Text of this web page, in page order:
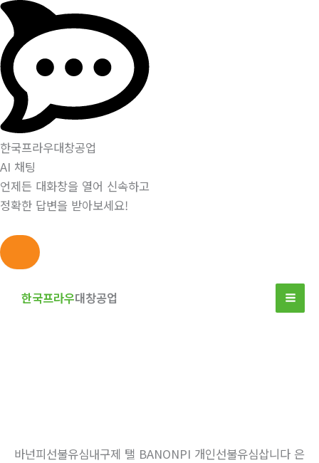
한국프라우대창공업
AI 채팅
언제든 대화창을 열어 신속하고
정확한 답변을 받아보세요!
한국프라우대창공업
바넌피선불유심내구제 탤 BANONPI 개인선불유심삽니다 은